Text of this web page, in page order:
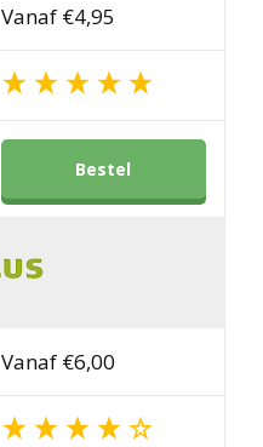
Vanaf €4,95
Bestel
Vanaf €6,00